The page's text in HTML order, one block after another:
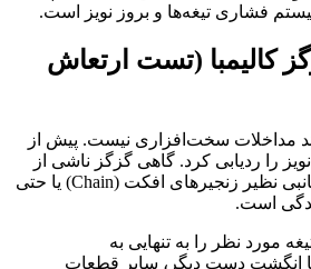
فشاری تیغه‌ها و بروز نویز است.
کالیمبا (تست ارتعاش
مداخلات سخت‌افزاری نیست. پیش از
نویز را ردیابی کرد. گاهی گزگز ناشی از
ارتعاش همپایه قطعات جانبی نظیر زنجیرهای افکت (Chain) یا حتی
است.
مورد نظر را به تنهایی به
با انگشت دست دیگر، سایر قطعات